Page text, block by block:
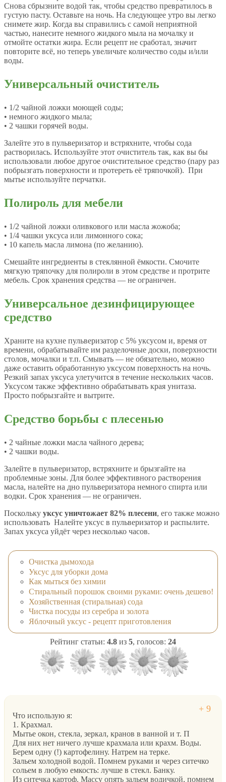
Снова сбрызните водой так, чтобы средство превратилось в
густую пасту. Оставьте на ночь. На следующее утро вы легко
снимете жир. Когда вы справились с самой неприятной
частью, нанесите немного жидкого мыла на мочалку и
отмойте остатки жира. Если рецепт не сработал, значит
повторите всё, но теперь увеличьте количество соды и/или
воды.
Универсальный очиститель
• 1/2 чайной ложки моющей соды;
• немного жидкого мыла;
• 2 чашки горячей воды.
Залейте это в пульверизатор и встряхните, чтобы сода
растворилась. Используйте этот очиститель так, как вы бы
использовали любое другое очистительное средство (пару раз
побрызгать поверхности и протереть её тряпочкой). При
мытье используйте перчатки.
Полироль для мебели
• 1/2 чайной ложки оливкового или масла жожоба;
• 1/4 чашки уксуса или лимонного сока;
• 10 капель масла лимона (по желанию).
Смешайте ингредиенты в стеклянной ёмкости. Смочите
мягкую тряпочку для полироли в этом средстве и протрите
мебель. Срок хранения средства — не ограничен.
Универсальное дезинфицирующее
средство
Храните на кухне пульверизатор с 5% уксусом и, время от
времени, обрабатывайте им разделочные доски, поверхности
столов, мочалки и т.п. Смывать — не обязательно, можно
даже оставить обработанную уксусом поверхность на ночь.
Резкий запах уксуса улетучится в течение нескольких часов.
Уксусом также эффективно обрабатывать края унитаза.
Просто побрызгайте и вытрите.
Средство борьбы с плесенью
• 2 чайные ложки масла чайного дерева;
• 2 чашки воды.
Залейте в пульверизатор, встряхните и брызгайте на
проблемные зоны. Для более эффективного растворения
масла, налейте на дно пульверизатора немного спирта или
водки. Срок хранения — не ограничен.
Поскольку уксус уничтожает 82% плесени, его также можно
использовать Налейте уксус в пульверизатор и распылите.
Запах уксуса уйдёт через несколько часов.
Очистка дымохода
Уксус для уборки дома
Как мыться без химии
Стиральный порошок своими руками: очень дешево!
Хозяйственная (стиральная) сода
Чистка посуды из серебра и золота
Яблочный уксус - рецепт приготовления
Рейтинг статьи: 4.8 из 5, голосов: 24
Что использую я:
1. Крахмал.
Мытье окон, стекла, зеркал, кранов в ванной и т. П
Для них нет ничего лучше крахмала или крахм. Воды.
Берем одну (!) картофелину. Натрем на терке.
Зальем холодной водой. Помнем руками и через ситечко
сольем в любую емкость: лучше в стекл. Банку.
Из ситечка картоф. Массу опять зальем водичкой, помнем